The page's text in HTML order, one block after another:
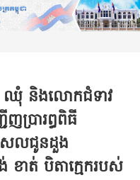
ឈុំ និងលោកជំទាវ
ប្រារព្ធពិធី
សលជូនដួង
ខាត់ បិតាក្មេករបស់